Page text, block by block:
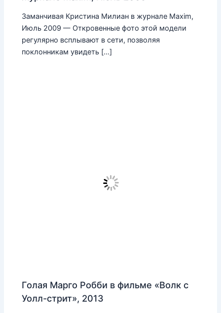
Заманчивая Кристина Милиан в журнале Maxim,
Июль 2009 — Откровенные фото этой модели
регулярно всплывают в сети, позволяя
поклонникам увидеть […]
Голая Марго Робби в фильме «Волк с
Уолл-стрит», 2013